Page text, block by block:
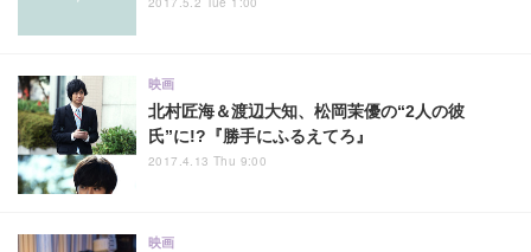
北村匠海＆渡辺大知、松岡茉優の“2人の彼
氏”に!?『勝手にふるえてろ』
映画
2017.4.13 Thu 9:00
映画